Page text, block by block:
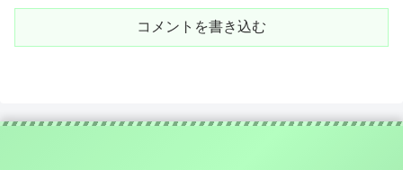
コメントを書き込む